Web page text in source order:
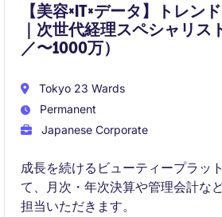
【美容×IT×データ】トレン
｜次世代経理スペシャリス
／〜1000万）
Tokyo 23 Wards
Permanent
Japanese Corporate
成長を続けるビューティープラッ
て、月次・年次決算や管理会計な
担当いただきます。